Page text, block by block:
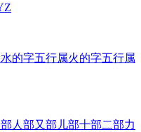
Z
的字五行属火的字五行属
人部又部 儿部十部二部力